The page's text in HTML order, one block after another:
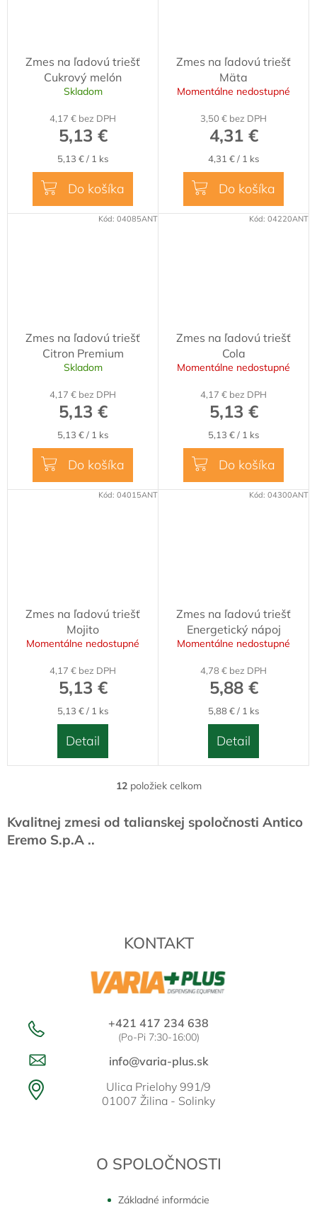
Zmes na ľadovú triešť
Cukrový melón
Skladom
4,17 € bez DPH
5,13 €
Jednotková
cena:
5,13 € / 1 ks
Do košíka
Zmes na ľadovú triešť
Mäta
Momentálne nedostupné
3,50 € bez DPH
4,31 €
Jednotková
cena:
4,31 € / 1 ks
Do košíka
Zmes na ľadovú triešť
Citron Premium
Skladom
4,17 € bez DPH
5,13 €
Jednotková
cena:
5,13 € / 1 ks
Do košíka
Kód: 04085ANT
Zmes na ľadovú triešť
Cola
Momentálne nedostupné
4,17 € bez DPH
5,13 €
Jednotková
cena:
5,13 € / 1 ks
Do košíka
Kód: 04220ANT
Zmes na ľadovú triešť
Mojito
Momentálne nedostupné
4,17 € bez DPH
5,13 €
Jednotková
cena:
5,13 € / 1 ks
Detail
Kód: 04015ANT
Zmes na ľadovú triešť
Energetický nápoj
Momentálne nedostupné
4,78 € bez DPH
5,88 €
Jednotková
cena:
5,88 € / 1 ks
Detail
Kód: 04300ANT
O
l
á
v
k
v
ý
i
s
12položiek celkom
Kvalitnej zmesi od talianskej spoločnosti Antico
Eremo S.p.A ..
KONTAKT
+421 417 234 638
(Po-Pi 7:30-16:00)
info@varia-plus.sk
Ulica Prielohy 991/9
01007 Žilina - Solinky
O SPOLOČNOSTI
Základné informácie